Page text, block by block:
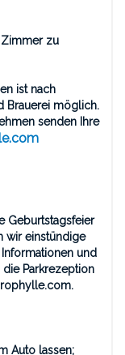
zu
ist nach
Brauerei möglich.
senden Ihre
Geburtstagsfeier
wir einstündige
und
die Parkrezeption
Auto lassen;